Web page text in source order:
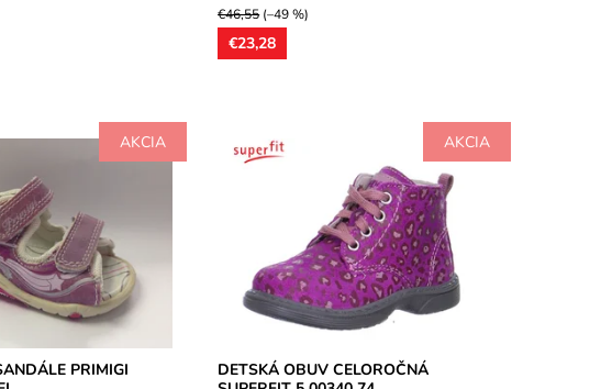
€46,55(–49 %)
€23,28
AKCIA
z kože v kombinácii s
tvarovaná kožená
pre stredne široké...
roky
PRIMIGI
AKCIA
Detská obuv celokožená ultraľahká,
zvršok kožený. Model vhodný pre užšie a
stredne široké chodidlá, jemne
Dostupnosť:
Skladom
Značka:
Superfit
Záruka:
2 roky
DETSKÁ OBUV CELOROČNÁ